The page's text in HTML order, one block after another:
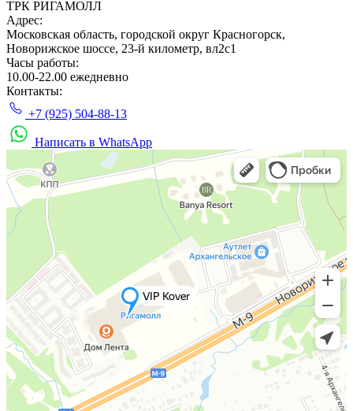
ТРК РИГАМОЛЛ
Адрес:
Московская область, городской округ Красногорск,
Новорижское шоссе, 23-й километр, вл2с1
Часы работы:
10.00-22.00 ежедневно
Контакты:
+7 (925) 504-88-13
Написать в WhatsApp